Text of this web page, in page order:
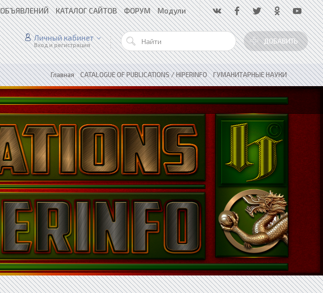
КАТАЛОГ САЙТОВ ФОРУМ Модули
ДОБАВИТЬ
Личный кабинет
Вход и регистрация
Главная»CATALOGUE OF PUBLICATIONS / HIPERINFO»ГУМАНИТАРНЫЕ НАУКИ